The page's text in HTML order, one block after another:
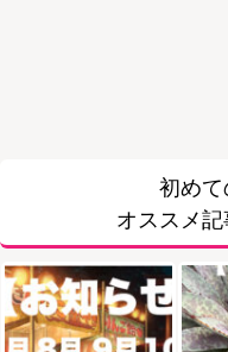
初め
オススメ